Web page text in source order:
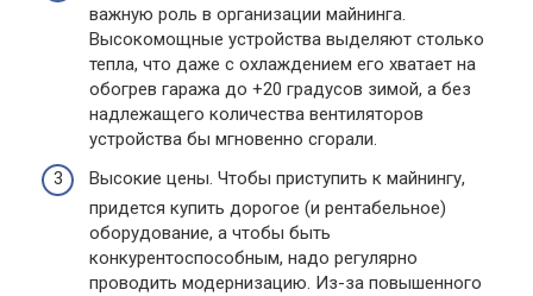
важную роль в организации майнинга.
Высокомощные устройства выделяют столько
тепла, что даже с охлаждением его хватает на
обогрев гаража до +20 градусов зимой, а без
надлежащего количества вентиляторов
устройства бы мгновенно сгорали.
Высокие цены. Чтобы приступить к майнингу,
придется купить дорогое (и рентабельное)
оборудование, а чтобы быть
конкурентоспособным, надо регулярно
проводить модернизацию. Из-за повышенного